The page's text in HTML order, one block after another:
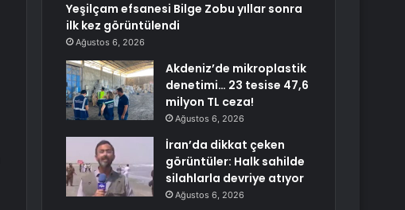
Yeşilçam efsanesi Bilge Zobu yıllar sonra
ilk kez görüntülendi
Ağustos 6, 2026
Akdeniz’de mikroplastik
denetimi… 23 tesise 47,6
milyon TL ceza!
Ağustos 6, 2026
İran’da dikkat çeken
görüntüler: Halk sahilde
silahlarla devriye atıyor
Ağustos 6, 2026